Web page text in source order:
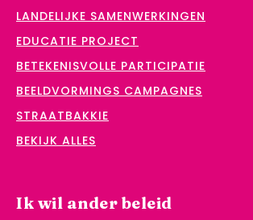
LANDELIJKE SAMENWERKINGEN
EDUCATIE PROJECT
BETEKENISVOLLE PARTICIPATIE
BEELDVORMINGS CAMPAGNES
STRAATBAKKIE
BEKIJK ALLES
Ik wil ander beleid